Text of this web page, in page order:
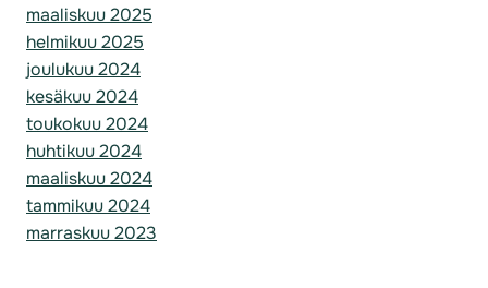
maaliskuu 2025
helmikuu 2025
joulukuu 2024
kesäkuu 2024
toukokuu 2024
huhtikuu 2024
maaliskuu 2024
tammikuu 2024
marraskuu 2023